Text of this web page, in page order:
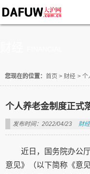
您现在的位置： 首页 > 财经 > 个
个人养老金制度正式
发布时间：2022/04/23 财经
近日，国务院办公
意见》（以下简称《意